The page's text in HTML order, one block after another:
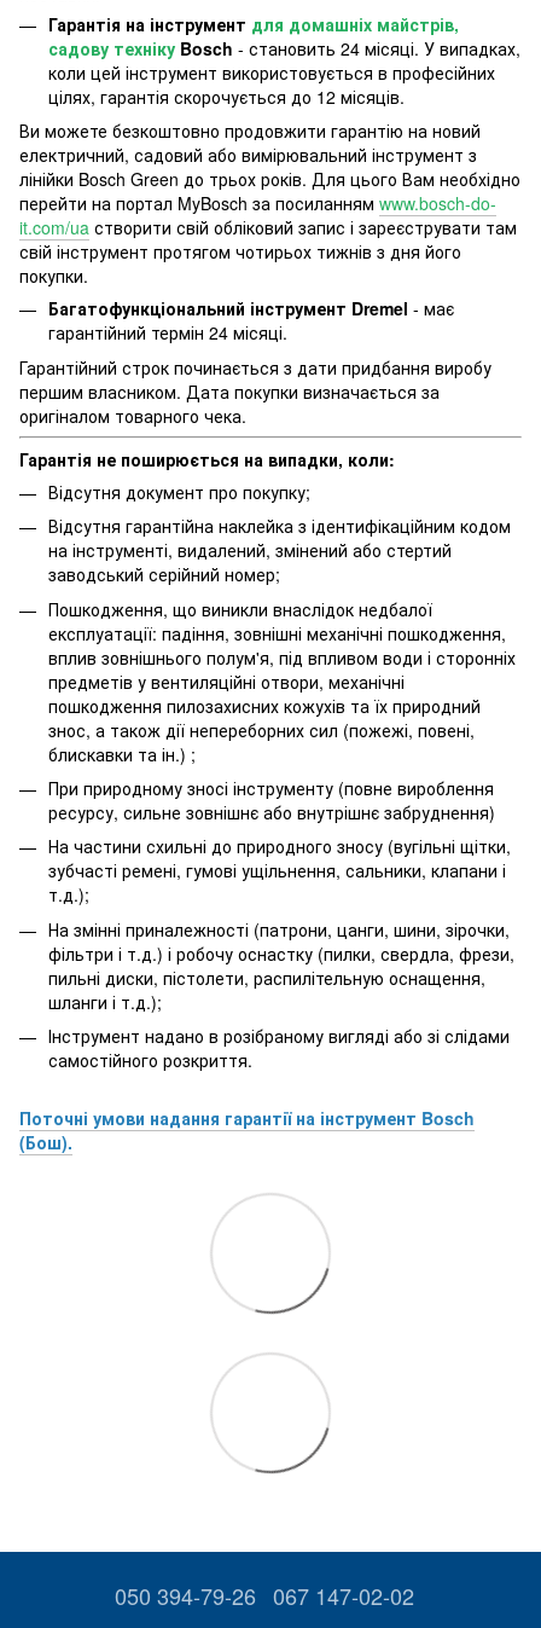
Гарантія на інструмент для домашніх майстрів,
садову техніку Bosch - становить 24 місяці. У випадках,
коли цей інструмент використовується в професійних
цілях, гарантія скорочується до 12 місяців.
Ви можете безкоштовно продовжити гарантію на новий
електричний, садовий або вимірювальний інструмент з
лінійки Bosch Green до трьох років. Для цього Вам необхідно
перейти на портал MyBosch за посиланням www.bosch-do-
it.com/ua створити свій обліковий запис і зареєструвати там
свій інструмент протягом чотирьох тижнів з дня його
покупки.
Багатофункціональний інструмент Dremel - має
гарантійний термін 24 місяці.
Гарантійний строк починається з дати придбання виробу
першим власником. Дата покупки визначається за
оригіналом товарного чека.
Гарантія не поширюється на випадки, коли:
Відсутня документ про покупку;
Відсутня гарантійна наклейка з ідентифікаційним кодом
на інструменті, видалений, змінений або стертий
заводський серійний номер;
Пошкодження, що виникли внаслідок недбалої
експлуатації: падіння, зовнішні механічні пошкодження,
вплив зовнішнього полум'я, під впливом води і сторонніх
предметів у вентиляційні отвори, механічні
пошкодження пилозахисних кожухів та їх природний
знос, а також дії непереборних сил (пожежі, повені,
блискавки та ін.) ;
При природному зносі інструменту (повне вироблення
ресурсу, сильне зовнішнє або внутрішнє забруднення)
На частини схильні до природного зносу (вугільні щітки,
зубчасті ремені, гумові ущільнення, сальники, клапани і
т.д.);
На змінні приналежності (патрони, цанги, шини, зірочки,
фільтри і т.д.) і робочу оснастку (пилки, свердла, фрези,
пильні диски, пістолети, распилітельную оснащення,
шланги і т.д.);
Інструмент надано в розібраному вигляді або зі слідами
самостійного розкриття.
Поточні умови надання гарантії на інструмент Bosch
(Бош).
050 394-79-26 067 147-02-02